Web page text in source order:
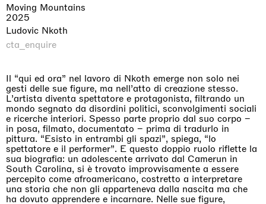
Moving Mountains
2025
Ludovic Nkoth
cta_enquire
Il “qui ed ora” nel lavoro di Nkoth emerge non solo nei
gesti delle sue figure, ma nell’atto di creazione stesso.
L’artista diventa spettatore e protagonista, filtrando un
mondo segnato da disordini politici, sconvolgimenti sociali
e ricerche interiori. Spesso parte proprio dal suo corpo –
in posa, filmato, documentato – prima di tradurlo in
pittura. “Esisto in entrambi gli spazi”, spiega, “lo
spettatore e il performer”. E questo doppio ruolo riflette la
sua biografia: un adolescente arrivato dal Camerun in
South Carolina, si è trovato improvvisamente a essere
percepito come afroamericano, costretto a interpretare
una storia che non gli apparteneva dalla nascita ma che
ha dovuto apprendere e incarnare. Nelle sue figure,